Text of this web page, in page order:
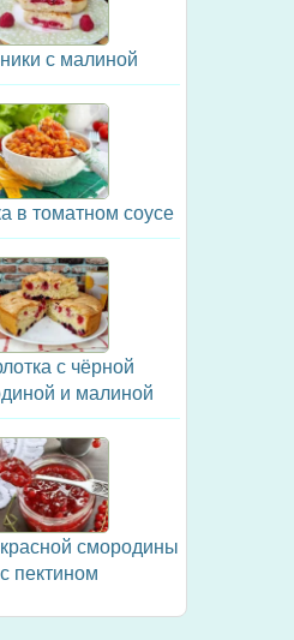
с малиной
в томатном соусе
с чёрной
и малиной
смородины
с пектином